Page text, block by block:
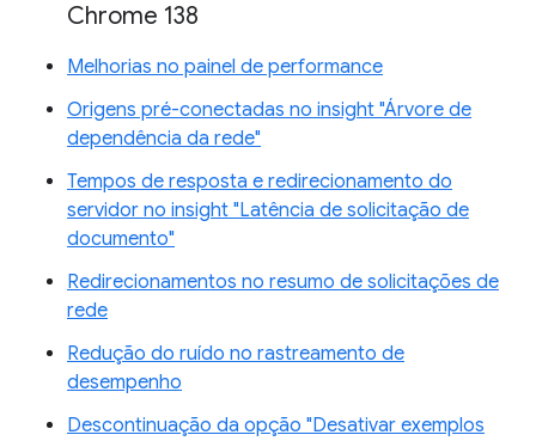
Chrome 138
Melhorias no painel de performance
Origens pré-conectadas no insight "Árvore de
dependência da rede"
Tempos de resposta e redirecionamento do
servidor no insight "Latência de solicitação de
documento"
Redirecionamentos no resumo de solicitações de
rede
Redução do ruído no rastreamento de
desempenho
Descontinuação da opção "Desativar exemplos